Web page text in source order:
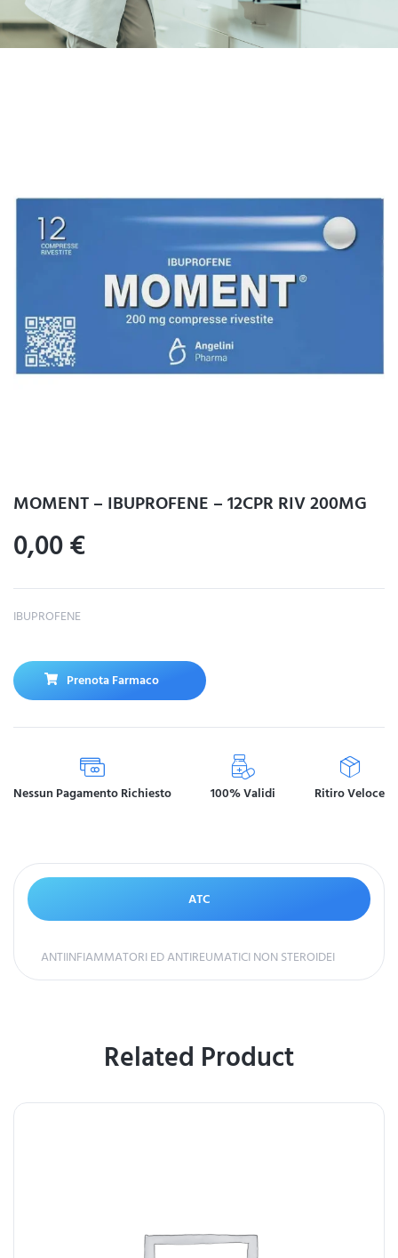
MOMENT – IBUPROFENE – 12CPR RIV 200MG
0,00€
IBUPROFENE
Prenota Farmaco
Nessun Pagamento Richiesto 100% Validi Ritiro Veloce
ATC
ANTIINFIAMMATORI ED ANTIREUMATICI NON STEROIDEI
Related Product